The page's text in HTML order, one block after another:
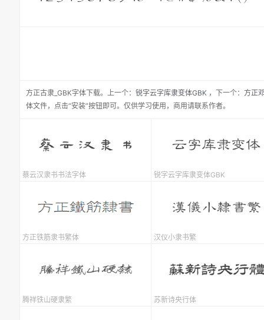
方正古隶_GBK字体下载。 上一个： 锐字云字库隶变体GBK ， 下一个： 方正
体文件，点击“安装”按钮即可。仅供学习使用，商用请联系作者。
蔡云汉隶书书法字体 锐字云字库隶变体GBK
方正铁筋隶书繁体 汉仪小隶书繁
腾祥铁山硬隶繁 苏新诗央行体